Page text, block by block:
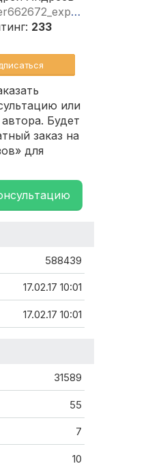
(user662672_explorer2000)
233
или
Будет
заказ на
для
588439
17.02.17 10:01
17.02.17 10:01
31589
55
7
10